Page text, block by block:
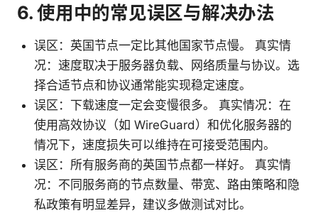
6. 使用中的常见误区与解决办法
误区：英国节点一定比其他国家节点慢。 真实情
况：速度取决于服务器负载、网络质量与协议。选
择合适节点和协议通常能实现稳定速度。
误区：下载速度一定会变慢很多。 真实情况：在
使用高效协议（如 WireGuard）和优化服务器的
情况下，速度损失可以维持在可接受范围内。
误区：所有服务商的英国节点都一样好。 真实情
况：不同服务商的节点数量、带宽、路由策略和隐
私政策有明显差异，建议多做测试对比。